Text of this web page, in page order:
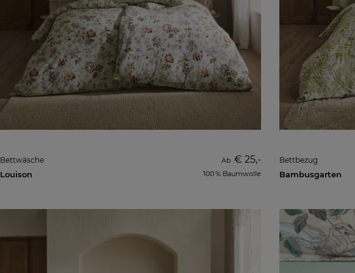
Bettwäsche
Louison
Ab € 25,-
100 % Baumwolle
Bettbezug
Bambusgarten